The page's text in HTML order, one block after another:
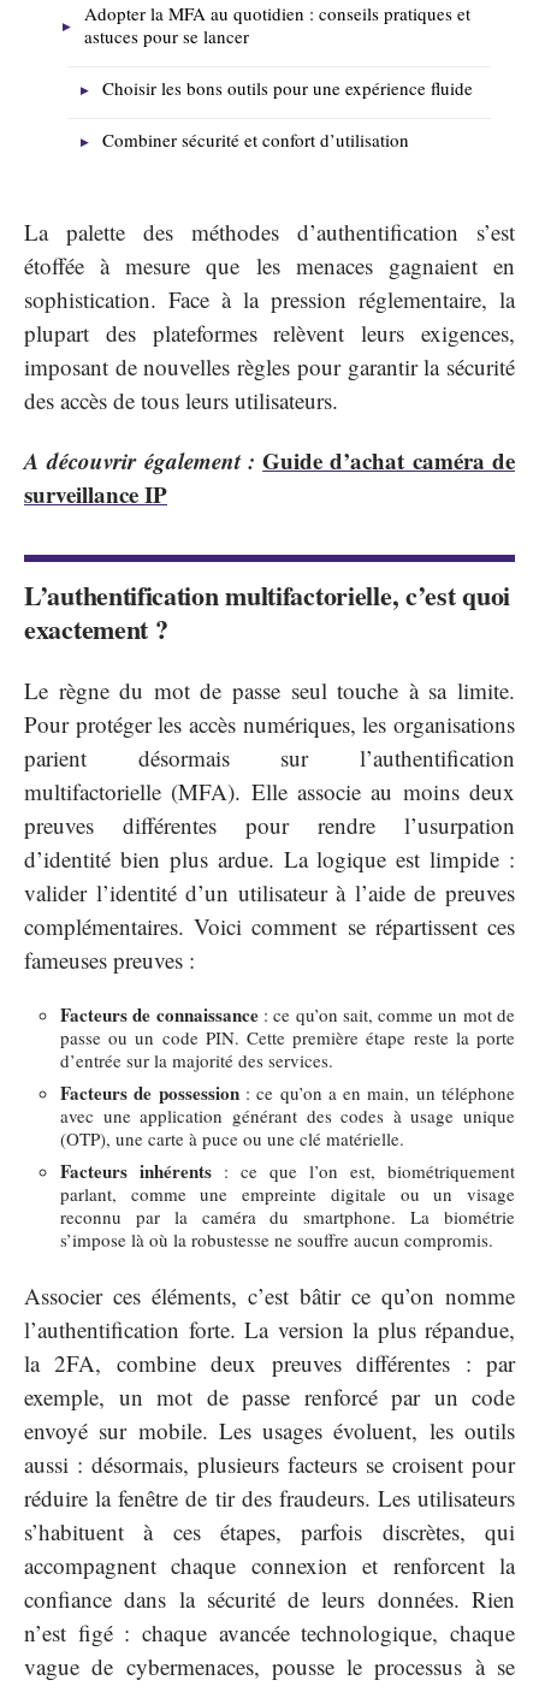
Adopter la MFA au quotidien : conseils pratiques et
astuces pour se lancer
Choisir les bons outils pour une expérience fluide
Combiner sécurité et confort d’utilisation
La palette des méthodes d’authentification s’est
étoffée à mesure que les menaces gagnaient en
sophistication. Face à la pression réglementaire, la
plupart des plateformes relèvent leurs exigences,
imposant de nouvelles règles pour garantir la sécurité
des accès de tous leurs utilisateurs.
A découvrir également : Guide d’achat caméra de
surveillance IP
L’authentification multifactorielle, c’est quoi
exactement ?
Le règne du mot de passe seul touche à sa limite.
Pour protéger les accès numériques, les organisations
parient désormais sur l’authentification
multifactorielle (MFA). Elle associe au moins deux
preuves différentes pour rendre l’usurpation
d’identité bien plus ardue. La logique est limpide :
valider l’identité d’un utilisateur à l’aide de preuves
complémentaires. Voici comment se répartissent ces
fameuses preuves :
Facteurs de connaissance: ce qu’on sait, comme un mot de
passe ou un code PIN. Cette première étape reste la porte
d’entrée sur la majorité des services.
Facteurs de possession: ce qu’on a en main, un téléphone
avec une application générant des codes à usage unique
(OTP), une carte à puce ou une clé matérielle.
Facteurs inhérents : ce que l’on est, biométriquement
parlant, comme une empreinte digitale ou un visage
reconnu par la caméra du smartphone. La biométrie
s’impose là où la robustesse ne souffre aucun compromis.
Associer ces éléments, c’est bâtir ce qu’on nomme
l’authentification forte. La version la plus répandue,
la 2FA, combine deux preuves différentes : par
exemple, un mot de passe renforcé par un code
envoyé sur mobile. Les usages évoluent, les outils
aussi : désormais, plusieurs facteurs se croisent pour
réduire la fenêtre de tir des fraudeurs. Les utilisateurs
s’habituent à ces étapes, parfois discrètes, qui
accompagnent chaque connexion et renforcent la
confiance dans la sécurité de leurs données. Rien
n’est figé : chaque avancée technologique, chaque
vague de cybermenaces, pousse le processus à se